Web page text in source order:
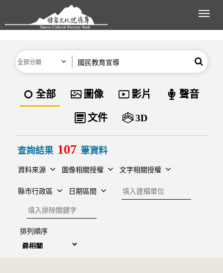
跳到主要內容區塊
展
分類 搜尋
資料類型
全部 圖像 影片 聲音
文件 3D
查詢結果 107 筆資料
資料來源 圖像相關授權 文字相關授權
縣市行政區 日期區間
建檔單位
排除關鍵字
排列順序